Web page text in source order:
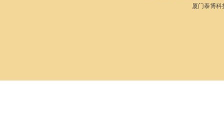
厦门泰博